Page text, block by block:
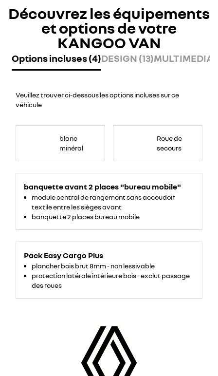
Découvrez les équipements
et options de votre
KANGOO VAN
Options incluses (4)DESIGN (13)MULTIMEDIA
Veuillez trouver ci-dessous les options incluses sur ce
véhicule
blanc
minéral
banquette avant 2 places "bureau mobile"
module central de rangement sans accoudoir
textile entre les sièges avant
banquette 2 places bureau mobile
Roue de
secours
Pack Easy Cargo Plus
plancher bois brut 8mm - non lessivable
protection latérale intérieure bois - exclut passage
des roues